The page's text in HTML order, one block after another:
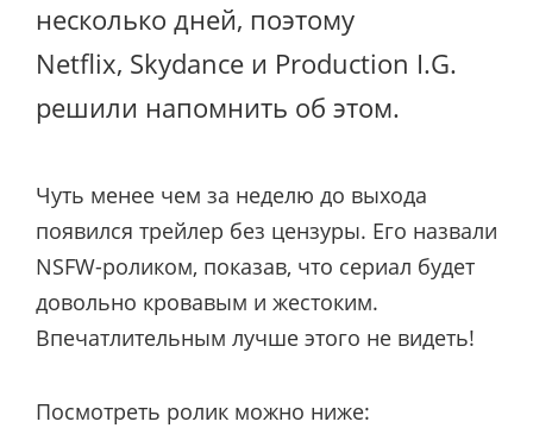
несколько дней, поэтому
Netflix, Skydance и Production I.G.
решили напомнить об этом.
Чуть менее чем за неделю до выхода
появился трейлер без цензуры. Его назвали
NSFW-роликом, показав, что сериал будет
довольно кровавым и жестоким.
Впечатлительным лучше этого не видеть!
Посмотреть ролик можно ниже: